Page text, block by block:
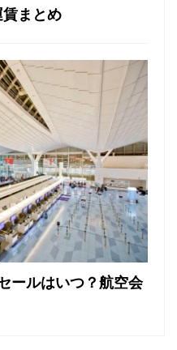
まとめ
ールはいつ？航空会